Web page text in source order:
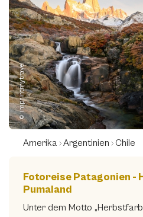
Anja Menzel (0)
Arne Schmitt (0)
Beat Glanzmann (0)
Alle anzeigen
© imprintmytravel
Amerika Argentinien Chile
Fotoreise Patagonien -
Pumaland
Unter dem Motto